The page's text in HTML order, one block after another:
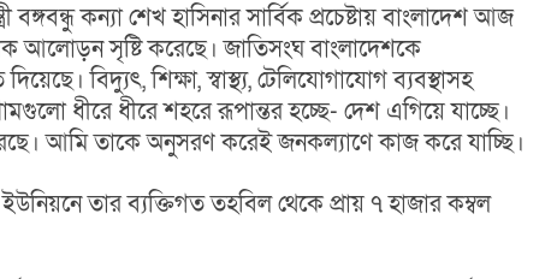
কন্যা শেখ হাসিনার সার্বিক প্রচেষ্টায় বাংলাদেশ আজ
আলোড়ন সৃষ্টি করেছে। জাতিসংঘ বাংলাদেশকে
বিদ্যুৎ, শিক্ষা, স্বাস্থ্য, টেলিযোগাযোগ ব্যবস্থাসহ
ধীরে ধীরে শহরে রূপান্তর হচ্ছে- দেশ এগিয়ে যাচ্ছে।
আমি তাকে অনুসরণ করেই জনকল্যাণে কাজ করে যাচ্ছি।
তার ব্যক্তিগত তহবিল থেকে প্রায় ৭ হাজার কম্বল